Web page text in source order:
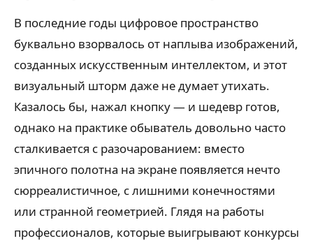
В последние годы цифровое пространство
буквально взорвалось от наплыва изображений,
созданных искусственным интеллектом, и этот
визуальный шторм даже не думает утихать.
Казалось бы, нажал кнопку — и шедевр готов,
однако на практике обыватель довольно часто
сталкивается с разочарованием: вместо
эпичного полотна на экране появляется нечто
сюрреалистичное, с лишними конечностями
или странной геометрией. Глядя на работы
профессионалов, которые выигрывают конкурсы